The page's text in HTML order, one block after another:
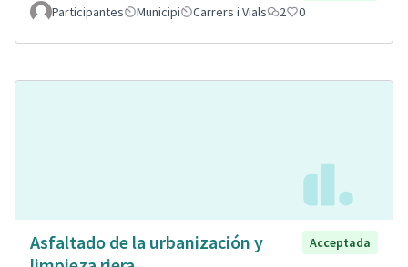
Participantes
Municipi Carrers i Vials 2 0
Asfaltado de la urbanización y
Acceptada